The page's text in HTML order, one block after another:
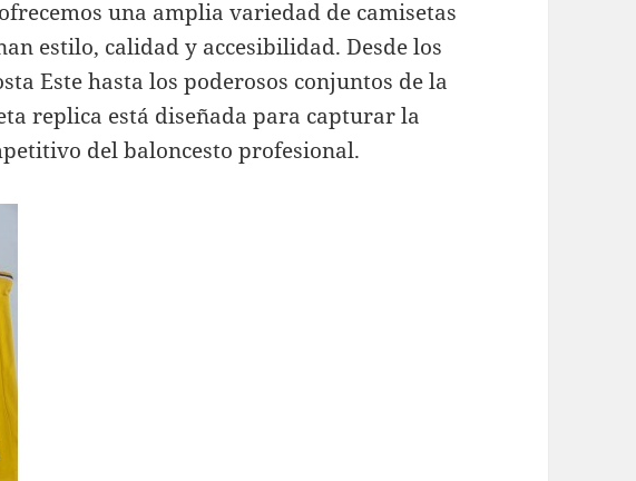
una amplia variedad de camisetas
estilo, calidad y accesibilidad. Desde los
Este hasta los poderosos conjuntos de la
replica está diseñada para capturar la
del baloncesto profesional.